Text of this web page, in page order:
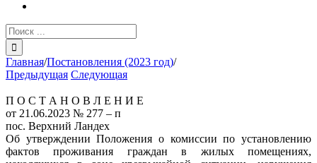
Результат
поиска:
Главная/Постановления (2023 год)/
Предыдущая Следующая
П О С Т А Н О В Л Е Н И Е
от 21.06.2023 № 277 – п
пос. Верхний Ландех
Об утверждении Положения о комиссии по установлению
фактов проживания граждан в жилых помещениях,